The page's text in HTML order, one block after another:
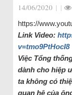
14/06/2020 | |
https://
Link Video:
v=tmo9PtHocI8
Việc Tổng
dành cho hiệp
ta không có
quan hệ của